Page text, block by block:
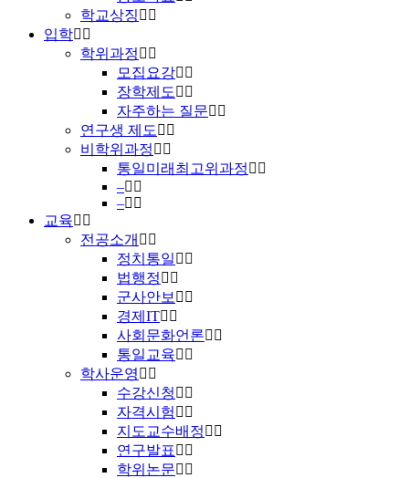
학교상징
입학
학위과정
모집요강
장학제도
자주하는 질문
연구생 제도
비학위과정
통일미래최고위과정
–
–
교육
전공소개
정치통일
법행정
군사안보
경제IT
사회문화언론
통일교육
학사운영
수강신청
자격시험
지도교수배정
연구발표
학위논문